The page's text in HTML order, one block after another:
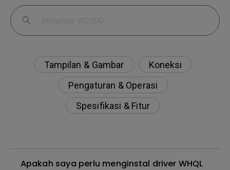
Tampilan & Gambar
Koneksi
Pengaturan & Operasi
Spesifikasi & Fitur
Apakah saya perlu menginstal driver WHQL